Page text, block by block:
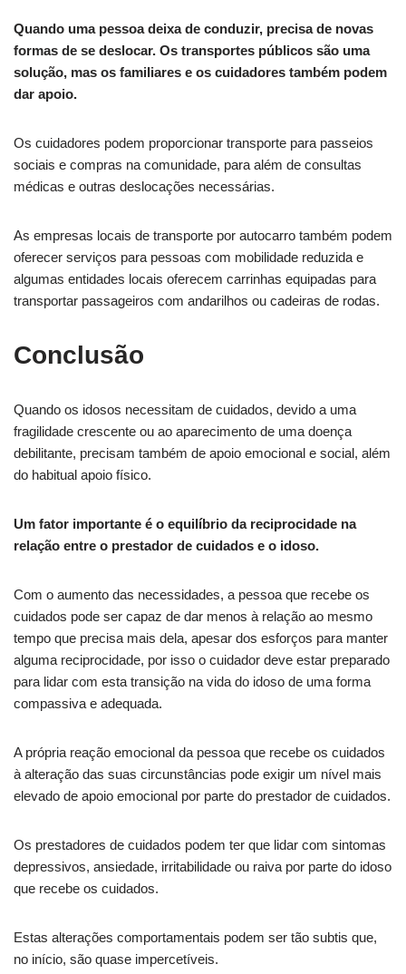
Quando uma pessoa deixa de conduzir, precisa de novas
formas de se deslocar. Os transportes públicos são uma
solução, mas os familiares e os cuidadores também podem
dar apoio.
Os cuidadores podem proporcionar transporte para passeios
sociais e compras na comunidade, para além de consultas
médicas e outras deslocações necessárias.
As empresas locais de transporte por autocarro também podem
oferecer serviços para pessoas com mobilidade reduzida e
algumas entidades locais oferecem carrinhas equipadas para
transportar passageiros com andarilhos ou cadeiras de rodas.
Conclusão
Quando os idosos necessitam de cuidados, devido a uma
fragilidade crescente ou ao aparecimento de uma doença
debilitante, precisam também de apoio emocional e social, além
do habitual apoio físico.
Um fator importante é o equilíbrio da reciprocidade na
relação entre o prestador de cuidados e o idoso.
Com o aumento das necessidades, a pessoa que recebe os
cuidados pode ser capaz de dar menos à relação ao mesmo
tempo que precisa mais dela, apesar dos esforços para manter
alguma reciprocidade, por isso o cuidador deve estar preparado
para lidar com esta transição na vida do idoso de uma forma
compassiva e adequada.
A própria reação emocional da pessoa que recebe os cuidados
à alteração das suas circunstâncias pode exigir um nível mais
elevado de apoio emocional por parte do prestador de cuidados.
Os prestadores de cuidados podem ter que lidar com sintomas
depressivos, ansiedade, irritabilidade ou raiva por parte do idoso
que recebe os cuidados.
Estas alterações comportamentais podem ser tão subtis que,
no início, são quase impercetíveis.